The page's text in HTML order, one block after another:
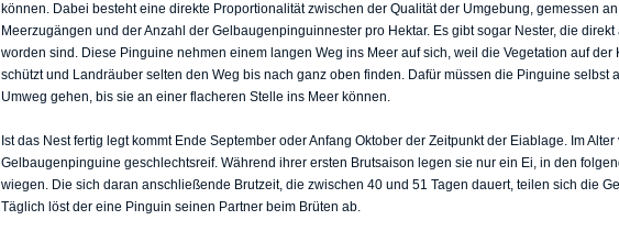
können. Dabei besteht eine direkte Proportionalität zwischen der Qualität der Umgebung, gemessen
Meerzugängen und der Anzahl der Gelbaugenpinguinnester pro Hektar. Es gibt sogar Nester, die
worden sind. Diese Pinguine nehmen einem langen Weg ins Meer auf sich, weil die Vegetation auf
schützt und Landräuber selten den Weg bis nach ganz oben finden. Dafür müssen die Pinguine selbst
Umweg gehen, bis sie an einer flacheren Stelle ins Meer können.
Ist das Nest fertig legt kommt Ende September oder Anfang Oktober der Zeitpunkt der Eiablage. Im
Gelbaugenpinguine geschlechtsreif. Während ihrer ersten Brutsaison legen sie nur ein Ei, in den
wiegen. Die sich daran anschließende Brutzeit, die zwischen 40 und 51 Tagen dauert, teilen sich die
Täglich löst der eine Pinguin seinen Partner beim Brüten ab.